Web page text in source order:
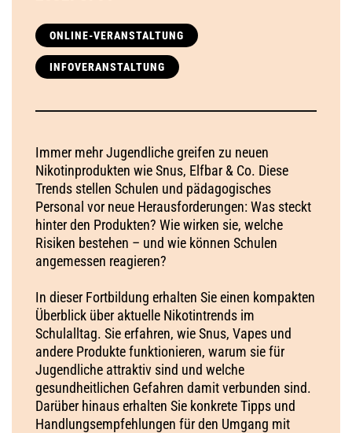
ONLINE-VERANSTALTUNG
INFOVERANSTALTUNG
Immer mehr Jugendliche greifen zu neuen
Nikotinprodukten wie Snus, Elfbar & Co. Diese
Trends stellen Schulen und pädagogisches
Personal vor neue Herausforderungen: Was steckt
hinter den Produkten? Wie wirken sie, welche
Risiken bestehen – und wie können Schulen
angemessen reagieren?
In dieser Fortbildung erhalten Sie einen kompakten
Überblick über aktuelle Nikotintrends im
Schulalltag. Sie erfahren, wie Snus, Vapes und
andere Produkte funktionieren, warum sie für
Jugendliche attraktiv sind und welche
gesundheitlichen Gefahren damit verbunden sind.
Darüber hinaus erhalten Sie konkrete Tipps und
Handlungsempfehlungen für den Umgang mit